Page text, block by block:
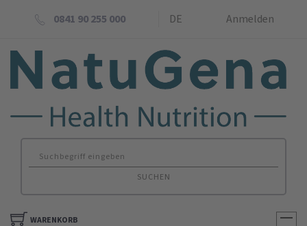
0841 90 255 000 DE Anmelden
SUCHEN
WARENKORB